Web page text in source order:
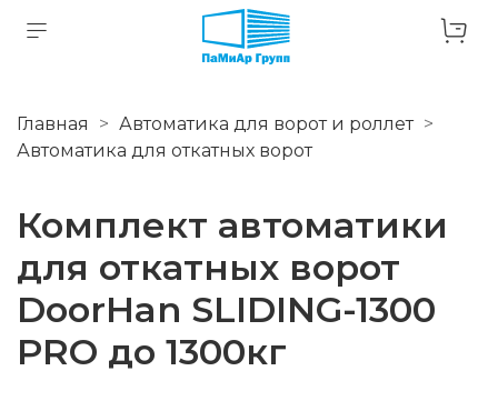
Главная
Автоматика для ворот и роллет
Автоматика для откатных ворот
Комплект автоматики
для откатных ворот
DoorHan SLIDING-1300
PRO до 1300кг